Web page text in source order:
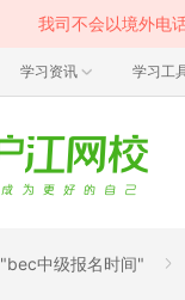
我司不会以境外电
学习资讯 学习工
"bec中级报名时间"